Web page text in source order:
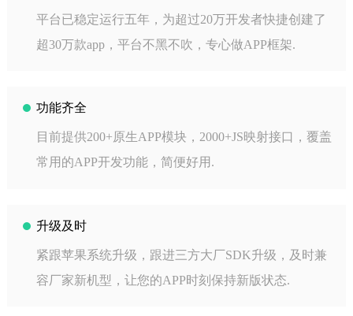
平台已稳定运行五年，为超过20万开发者快捷创建了
超30万款app，平台不黑不吹，专心做APP框架.
功能齐全
目前提供200+原生APP模块，2000+JS映射接口，覆盖
常用的APP开发功能，简便好用.
升级及时
紧跟苹果系统升级，跟进三方大厂SDK升级，及时兼
容厂家新机型，让您的APP时刻保持新版状态.